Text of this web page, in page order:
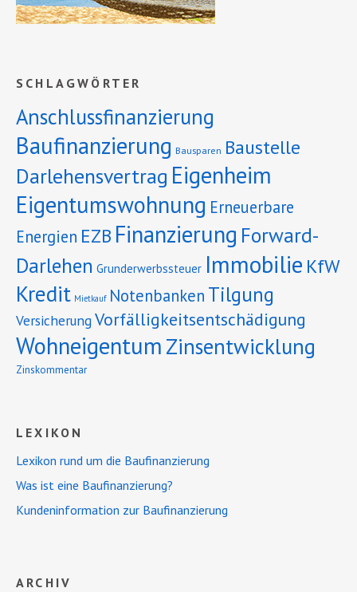
SCHLAGWÖRTER
Anschlussfinanzierung
Baufinanzierung Bausparen Baustelle
Darlehensvertrag Eigenheim
Eigentumswohnung Erneuerbare
Energien EZB Finanzierung Forward-
Darlehen Grunderwerbssteuer Immobilie KfW
Kredit Mietkauf Notenbanken Tilgung
VersicherungVorfälligkeitsentschädigung
Wohneigentum Zinsentwicklung
Zinskommentar
LEXIKON
Lexikon rund um die Baufinanzierung
Was ist eine Baufinanzierung?
Kundeninformation zur Baufinanzierung
ARCHIV